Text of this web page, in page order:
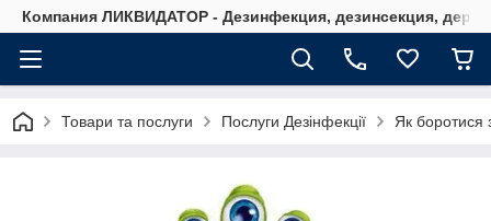
Компания ЛИКВИДАТОР - Дезинфекция, дезинсекция,
Товари та послуги Послуги Дезінфекції Як боротися